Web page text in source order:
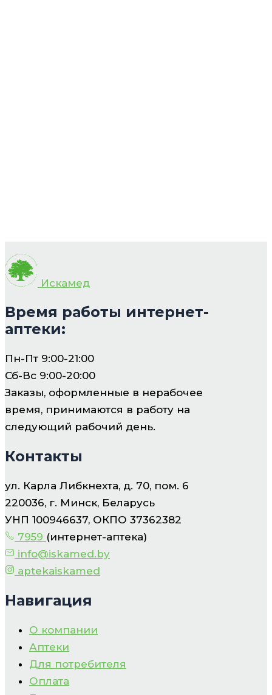
Искамед
Время работы интернет-
аптеки:
Пн-Пт 9:00-21:00
Сб-Вс 9:00-20:00
Заказы, оформленные в нерабочее
время, принимаются в работу на
следующий рабочий день.
Контакты
ул. Карла Либкнехта, д. 70, пом. 6
220036, г. Минск, Беларусь
УНП 100946637, ОКПО 37362382
7959 (интернет-аптека)
info@iskamed.by
aptekaiskamed
Навигация
О компании
Аптеки
Для потребителя
Оплата